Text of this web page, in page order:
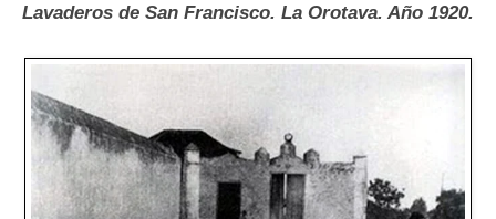
Lavaderos de San Francisco. La Orotava. Año 1920.